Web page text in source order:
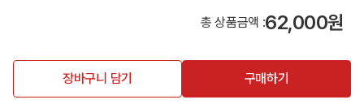
총 상품금액 :62,000원
장바구니 담기 구매하기